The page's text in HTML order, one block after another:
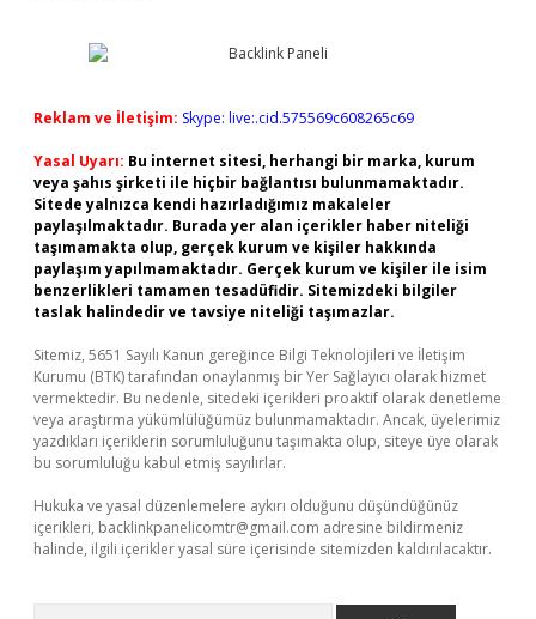
Reklam ve İletişim: Skype: live:.cid.575569c608265c69
Yasal Uyarı: Bu internet sitesi, herhangi bir marka, kurum
veya şahıs şirketi ile hiçbir bağlantısı bulunmamaktadır.
Sitede yalnızca kendi hazırladığımız makaleler
paylaşılmaktadır. Burada yer alan içerikler haber niteliği
taşımamakta olup, gerçek kurum ve kişiler hakkında
paylaşım yapılmamaktadır. Gerçek kurum ve kişiler ile isim
benzerlikleri tamamen tesadüfidir. Sitemizdeki bilgiler
taslak halindedir ve tavsiye niteliği taşımazlar.
Sitemiz, 5651 Sayılı Kanun gereğince Bilgi Teknolojileri ve İletişim
Kurumu (BTK) tarafından onaylanmış bir Yer Sağlayıcı olarak hizmet
vermektedir. Bu nedenle, sitedeki içerikleri proaktif olarak denetleme
veya araştırma yükümlülüğümüz bulunmamaktadır. Ancak, üyelerimiz
yazdıkları içeriklerin sorumluluğunu taşımakta olup, siteye üye olarak
bu sorumluluğu kabul etmiş sayılırlar.
Hukuka ve yasal düzenlemelere aykırı olduğunu düşündüğünüz
içerikleri, backlinkpanelicomtr@gmail.com adresine bildirmeniz
halinde, ilgili içerikler yasal süre içerisinde sitemizden kaldırılacaktır.